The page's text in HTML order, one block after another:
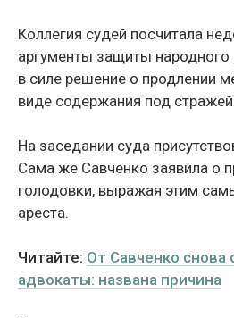
Коллегия судей посчитала
аргументы защиты народного
в силе решение о продлении
виде содержания под
На заседании суда
Сама же Савченко заявила о
голодовки, выражая этим
ареста.
Читайте: От Савченко снова
адвокаты: названа причина